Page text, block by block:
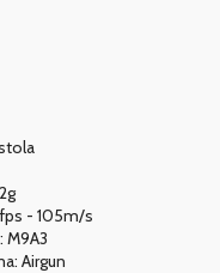
- 105m/s
M9A3
Airgun